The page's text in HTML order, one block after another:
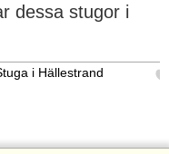
dessa stugor i